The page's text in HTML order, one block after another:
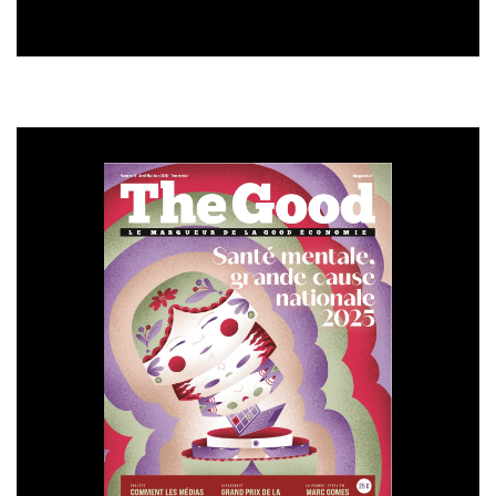
Via une newsletter interne hebdomadaire : une
rubrique RSE est développée
Et sur linkedin, des posts réguliers permettent de
partager nos initiatives RSE
L’utilisation d’un label comme PME+crédibilise nos
engagements auprès de nos clients et partenaires. Ce
label est reconnu comme un gage de qualité et de
différenciation dans un marché concurrentiel, ainsi
Pomone se distingue des autres entreprises, en
mettant en avant son engagement pour des pratiques
responsables.